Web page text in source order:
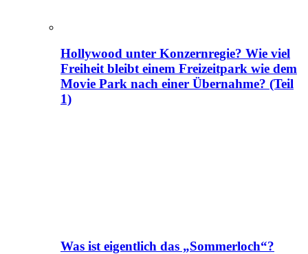
Hollywood unter Konzernregie? Wie viel
Freiheit bleibt einem Freizeitpark wie dem
Movie Park nach einer Übernahme? (Teil
1)
Was ist eigentlich das „Sommerloch“?